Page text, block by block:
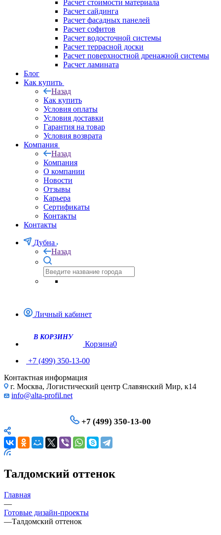
Расчет стоимости материала
Расчет сайдинга
Расчет фасадных панелей
Расчет софитов
Расчет водосточной системы
Расчет террасной доски
Расчет поверхностной дренажной системы
Расчет ламината
Блог
Как купить
Назад
Как купить
Условия оплаты
Условия доставки
Гарантия на товар
Условия возврата
Компания
Назад
Компания
О компании
Новости
Отзывы
Карьера
Сертификаты
Контакты
Контакты
Дубна
Назад
Личный кабинет
Корзина0
+7 (499) 350-13-00
Контактная информация
г. Москва, Логистический центр Славянский Мир, к14
info@alta-profil.net
+7 (499) 350-13-00
Талдомский оттенок
Главная
—
Готовые дизайн-проекты
—Талдомский оттенок